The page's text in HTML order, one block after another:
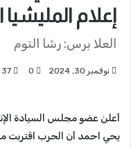
إعلام
العلا برس: رشا التوم
نوفمبر 30, 2024 0
37
أعلن عضو مجلس السيادة
يحي احمد أن الحرب اقتربت